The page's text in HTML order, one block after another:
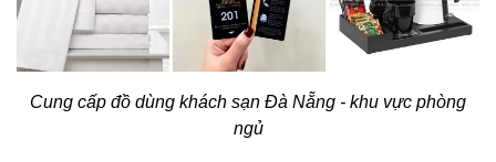
Cung cấp đồ dùng khách sạn Đà Nẵng - khu vực phòng
ngủ